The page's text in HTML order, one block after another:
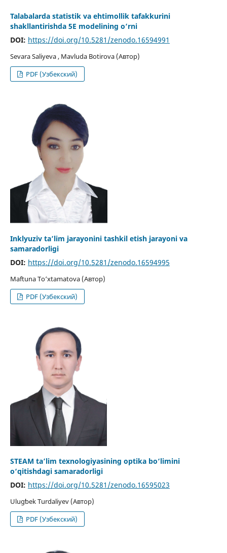
Talabalarda statistik va ehtimollik tafakkurini
shakllantirishda 5E modelining o‘rni
DOI: https://doi.org/10.5281/zenodo.16594991
Sevara Saliyeva , Mavluda Botirova (Автор)
PDF (Узбекский)
Inklyuziv ta’lim jarayonini tashkil etish jarayoni va
samaradorligi
DOI: https://doi.org/10.5281/zenodo.16594995
Maftuna To‘xtamatova (Автор)
PDF (Узбекский)
STEAM ta’lim texnologiyasining optika bo‘limini
o‘qitishdagi samaradorligi
DOI: https://doi.org/10.5281/zenodo.16595023
Ulugʻbek Turdaliyev (Автор)
PDF (Узбекский)